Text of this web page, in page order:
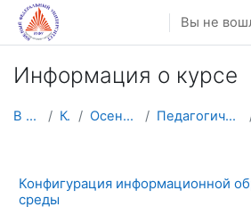
Перейти к основному содержанию
Вы не
Информация о курсе
В начало Курсы Осенний семестр Педагогическое образование
Конфигурация информационной
среды